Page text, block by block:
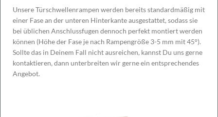
Unsere Türschwellenrampen werden bereits standardmäßig mit
einer Fase an der unteren Hinterkante ausgestattet, sodass sie
bei üblichen Anschlussfugen dennoch perfekt montiert werden
können (Höhe der Fase je nach Rampengröße 3-5 mm mit 45°).
Sollte das in Deinem Fall nicht ausreichen, kannst Du uns gerne
kontaktieren, dann unterbreiten wir gerne ein entsprechendes
Angebot.